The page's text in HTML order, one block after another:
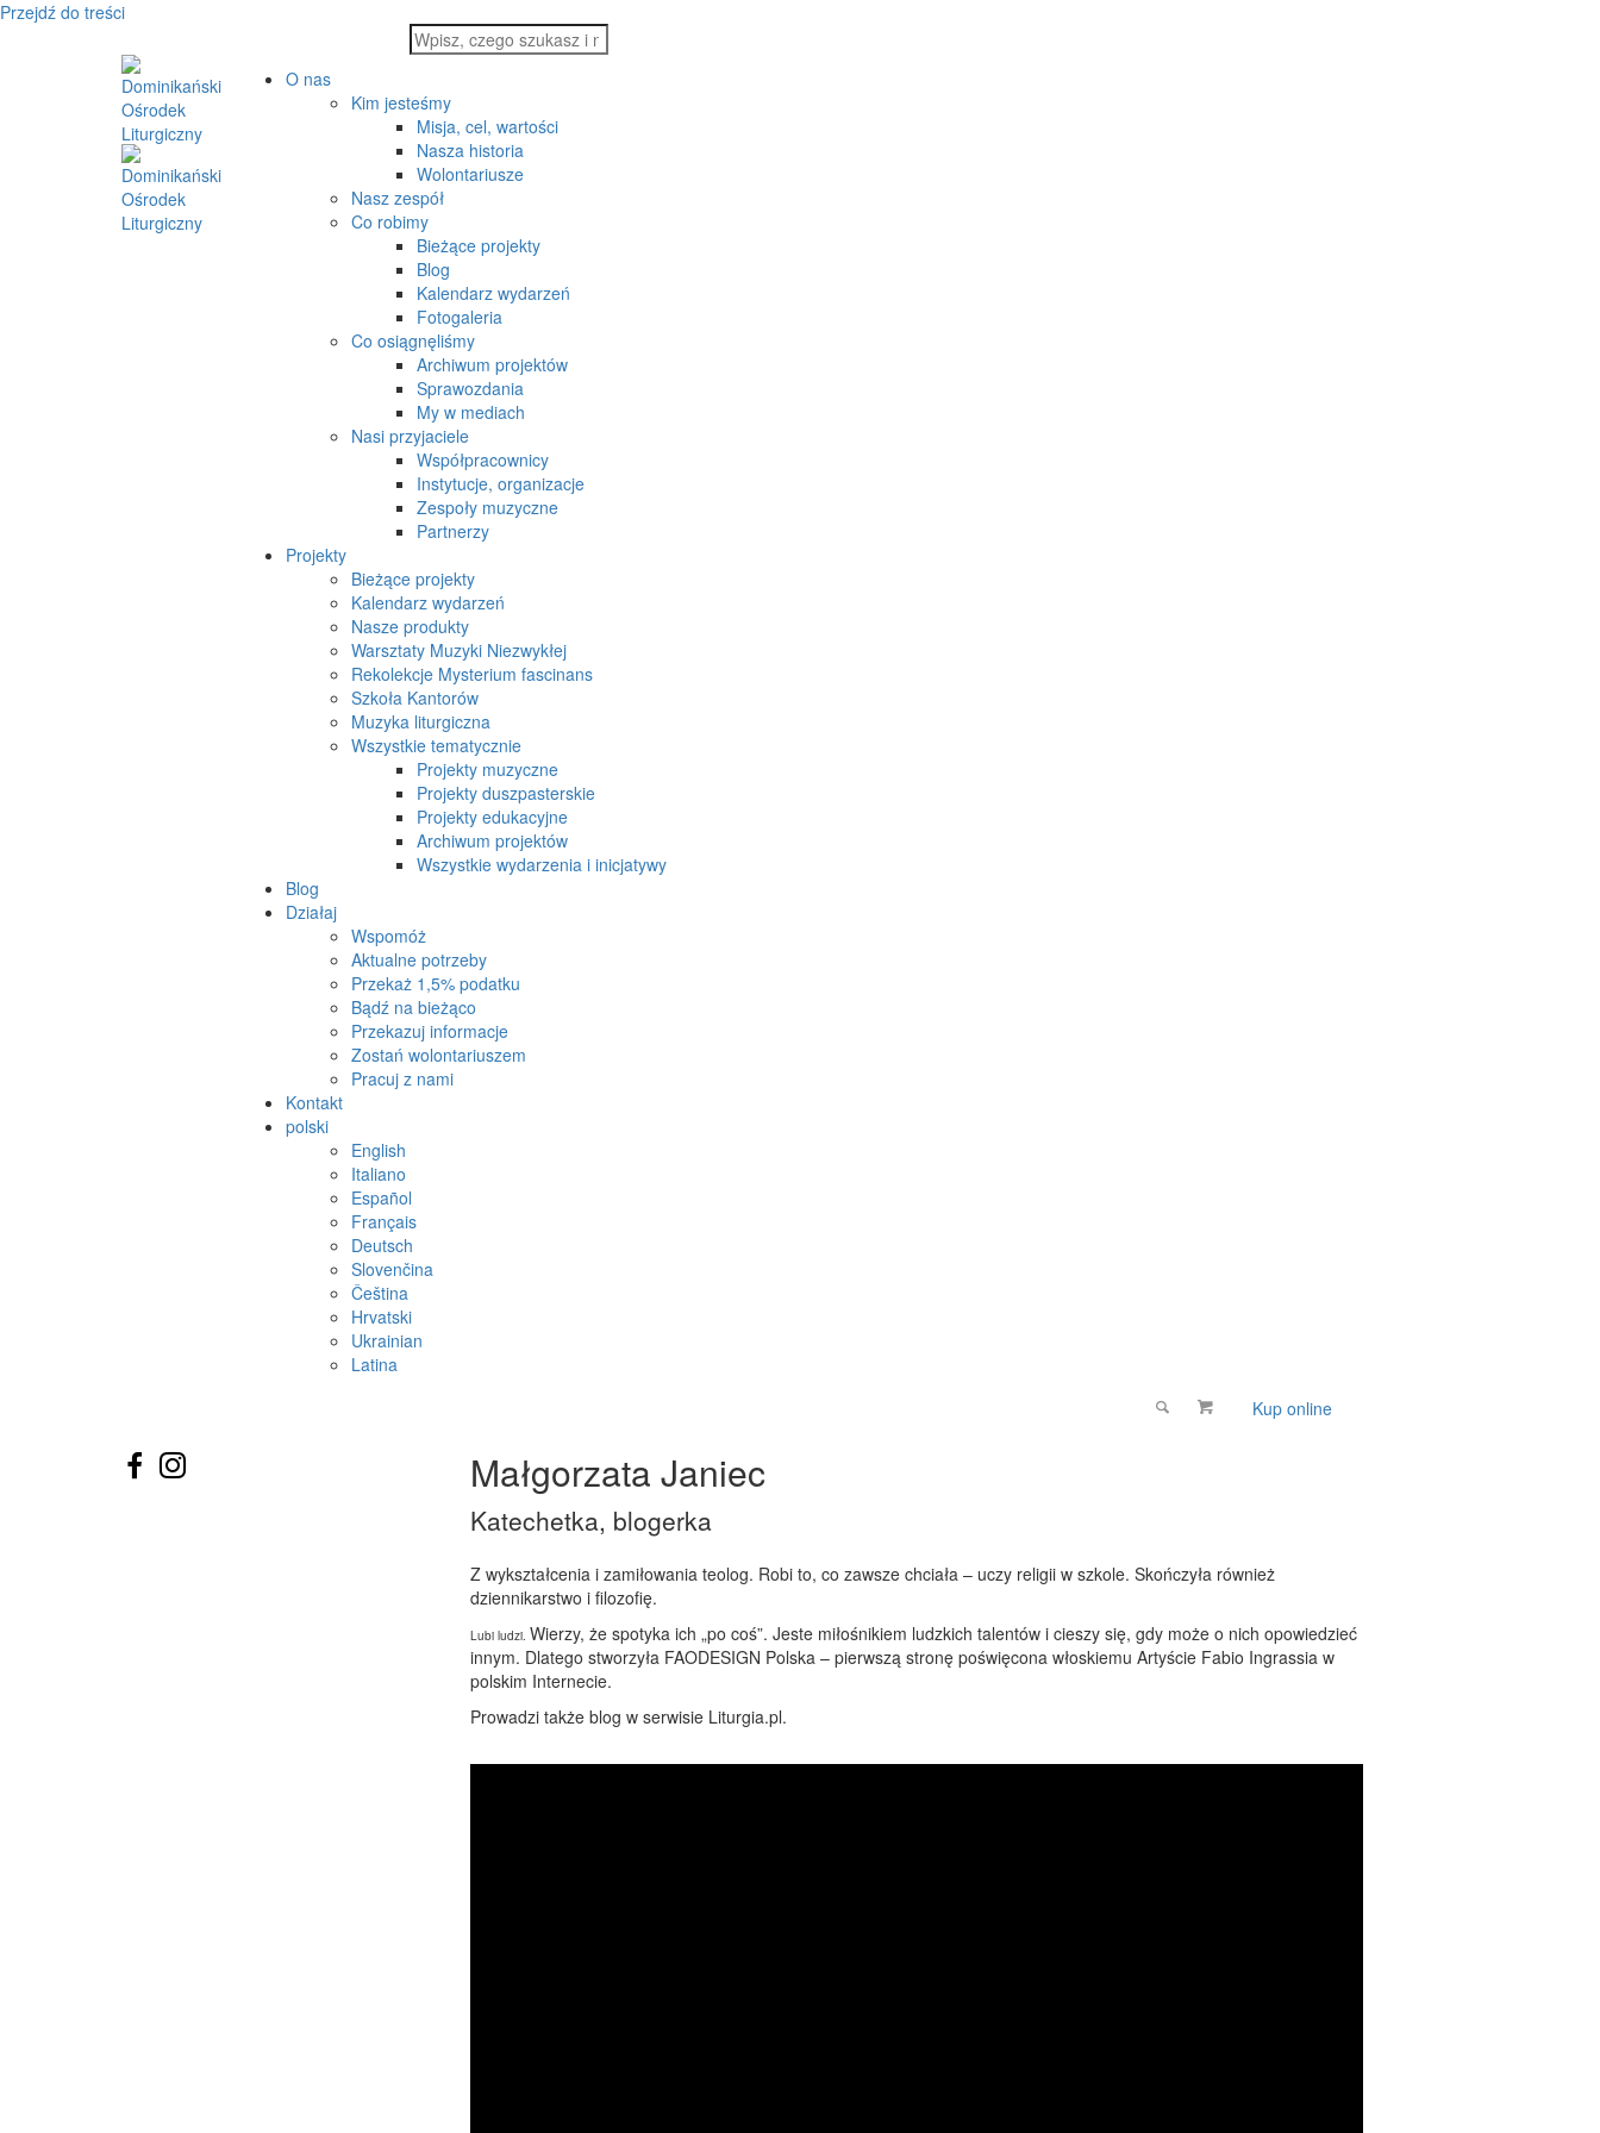
Przejdź do treści
O nas
Kim jesteśmy
Misja, cel, wartości
Nasza historia
Wolontariusze
Nasz zespół
Co robimy
Bieżące projekty
Blog
Kalendarz wydarzeń
Fotogaleria
Co osiągnęliśmy
Archiwum projektów
Sprawozdania
My w mediach
Nasi przyjaciele
Współpracownicy
Instytucje, organizacje
Zespoły muzyczne
Partnerzy
Projekty
Bieżące projekty
Kalendarz wydarzeń
Nasze produkty
Warsztaty Muzyki Niezwykłej
Rekolekcje Mysterium fascinans
Szkoła Kantorów
Muzyka liturgiczna
Wszystkie tematycznie
Projekty muzyczne
Projekty duszpasterskie
Projekty edukacyjne
Archiwum projektów
Wszystkie wydarzenia i inicjatywy
Blog
Działaj
Wspomóż
Aktualne potrzeby
Przekaż 1,5% podatku
Bądź na bieżąco
Przekazuj informacje
Zostań wolontariuszem
Pracuj z nami
Kontakt
polski
English
Italiano
Español
Français
Deutsch
Slovenčina
Čeština
Hrvatski
Ukrainian
Latina
Kup online
Małgorzata Janiec
Katechetka, blogerka
Z wykształcenia i zamiłowania teolog. Robi to, co zawsze chciała – uczy religii w szkole. Skończyła również
dziennikarstwo i filozofię.
Lubi ludzi. Wierzy, że spotyka ich „po coś”. Jeste miłośnikiem ludzkich talentów i cieszy się, gdy może o nich opowiedzieć
innym. Dlatego stworzyła FAODESIGN Polska – pierwszą stronę poświęcona włoskiemu Artyście Fabio Ingrassia w
polskim Internecie.
Prowadzi także blog w serwisie Liturgia.pl.